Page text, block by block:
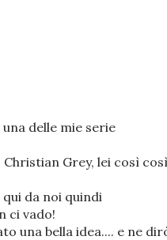
delle mie serie
Grey, lei così
da noi quindi
ci vado!
una bella idea.... e ne